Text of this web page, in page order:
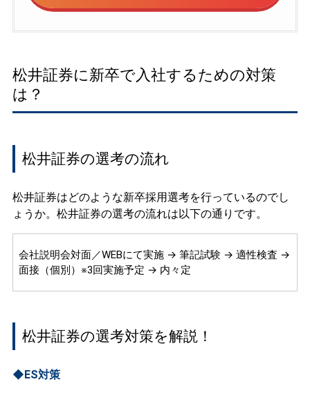
松井証券に新卒で入社するための対策
は？
松井証券の選考の流れ
松井証券はどのような新卒採用選考を行っているのでし
ょうか。松井証券の選考の流れは以下の通りです。
会社説明会対面／WEBにて実施 → 筆記試験 → 適性検査 →
面接（個別）※3回実施予定 → 内々定
松井証券の選考対策を解説！
◆ES対策